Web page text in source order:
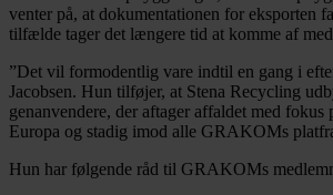
venter på, at dokumentationen for eksporten
tilfælde tager det længere tid at komme af
”Det vil formodentlig vare indtil en gang i
Jacobsen. Hun tilføjer, at Stena Recycling
genanvendere, der aftager affaldet med fokus
Europa og stadig imod alle GRAKOMs
Hun har følgende råd til GRAKOMs